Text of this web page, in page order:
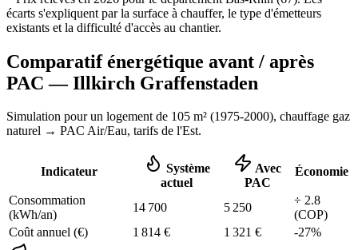
écarts s'expliquent par la surface à chauffer, le type d'émetteurs
existants et la difficulté d'accès au chantier.
Comparatif énergétique avant / après
PAC —Illkirch Graffenstaden
Simulation pour un logement de 105 m² (1975-2000), chauffage gaz
naturel → PAC Air/Eau, tarifs de l'Est.
Indicateur
Système
actuel
Avec
PAC
Économie
Consommation
(kWh/an)
14 700 5 250
÷ 2.8
(COP)
Coût annuel (€)
1 814 € 1 321 € -27%